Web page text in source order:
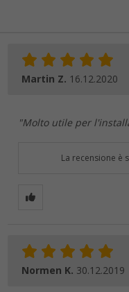
Martin Z. 16.12.2020
"Molto utile per
La recensione è
Normen K. 30.12.2019